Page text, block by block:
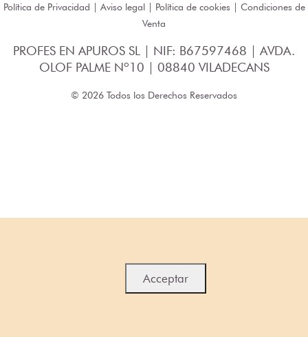
Política de Privacidad | Aviso legal| Política de cookies | Condiciones de
Venta
PROFES EN APUROS SL | NIF: B67597468 | AVDA.
OLOF PALME Nº10 | 08840 VILADECANS
© 2026 Todos los Derechos Reservados
Acceptar